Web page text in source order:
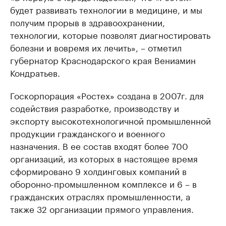
будет развивать технологии в медицине, и мы
получим прорыв в здравоохранении,
технологии, которые позволят диагностировать
болезни и вовремя их лечить», – отметил
губернатор Краснодарского края Вениамин
Кондратьев.
Госкорпорация «Ростех» создана в 2007г. для
содействия разработке, производству и
экспорту высокотехнологичной промышленной
продукции гражданского и военного
назначения. В ее состав входят более 700
организаций, из которых в настоящее время
сформировано 9 холдинговых компаний в
оборонно-промышленном комплексе и 6 – в
гражданских отраслях промышленности, а
также 32 организации прямого управления.